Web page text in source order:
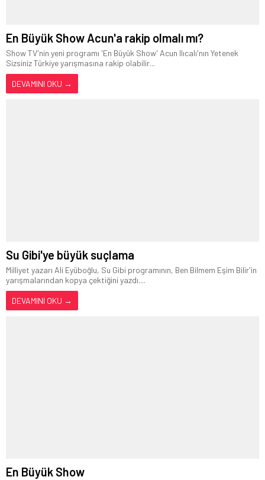
En Büyük Show Acun'a rakip olmalı mı?
Show TV'nin yeni programı 'En Büyük Show' Acun Ilıcalı'nın Yetenek
Sizsiniz Türkiye yarışmasına rakip olabilir...
DEVAMINI OKU →
Su Gibi'ye büyük suçlama
Milliyet yazarı Ali Eyüboğlu, Su Gibi programının, Ben Bilmem Eşim Bilir'in
yarışmalarından kopya çektiğini yazdı....
DEVAMINI OKU →
En Büyük Show